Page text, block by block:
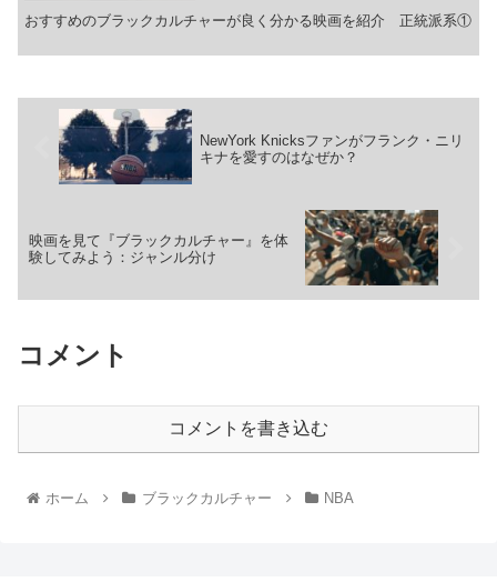
おすすめのブラックカルチャーが良く分かる映画を紹介 正統派系①
NewYork Knicksファンがフランク・ニリ
キナを愛すのはなぜか？
映画を見て『ブラックカルチャー』を体
験してみよう：ジャンル分け
コメント
コメントを書き込む
ホーム ブラックカルチャー NBA